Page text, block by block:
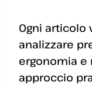
Ogni articolo
analizzare
ergonomia e
approccio